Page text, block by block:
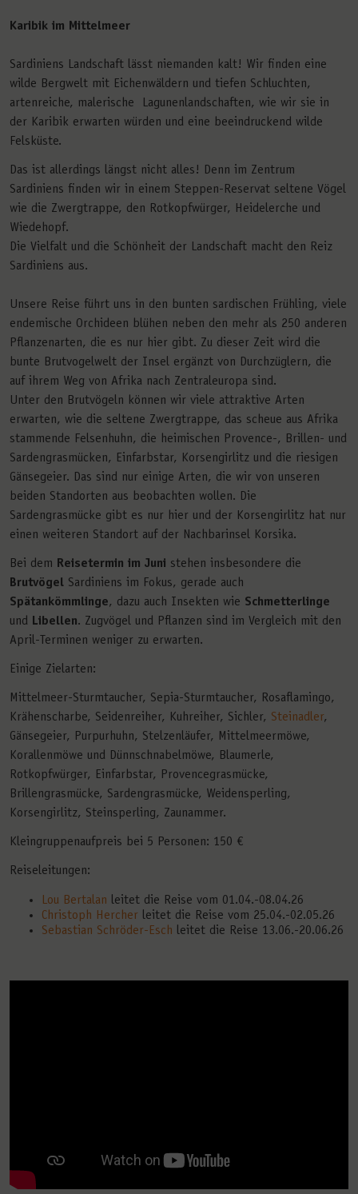
Karibik im Mittelmeer
Sardiniens Landschaft lässt niemanden kalt! Wir finden eine
wilde Bergwelt mit Eichenwäldern und tiefen Schluchten,
artenreiche, malerische Lagunenlandschaften, wie wir sie in
der Karibik erwarten würden und eine beeindruckend wilde
Felsküste.
Das ist allerdings längst nicht alles! Denn im Zentrum
Sardiniens finden wir in einem Steppen-Reservat seltene Vögel
wie die Zwergtrappe, den Rotkopfwürger, Heidelerche und
Wiedehopf.
Die Vielfalt und die Schönheit der Landschaft macht den Reiz
Sardiniens aus.
Unsere Reise führt uns in den bunten sardischen Frühling, viele
endemische Orchideen blühen neben den mehr als 250 anderen
Pflanzenarten, die es nur hier gibt. Zu dieser Zeit wird die
bunte Brutvogelwelt der Insel ergänzt von Durchzüglern, die
auf ihrem Weg von Afrika nach Zentraleuropa sind.
Unter den Brutvögeln können wir viele attraktive Arten
erwarten, wie die seltene Zwergtrappe, das scheue aus Afrika
stammende Felsenhuhn, die heimischen Provence-, Brillen- und
Sardengrasmücken, Einfarbstar, Korsengirlitz und die riesigen
Gänsegeier. Das sind nur einige Arten, die wir von unseren
beiden Standorten aus beobachten wollen. Die
Sardengrasmücke gibt es nur hier und der Korsengirlitz hat nur
einen weiteren Standort auf der Nachbarinsel Korsika.
Bei dem Reisetermin im Juni stehen insbesondere die
Brutvögel Sardiniens im Fokus, gerade auch
Spätankömmlinge, dazu auch Insekten wie Schmetterlinge
und
Libellen. Zugvögel und Pflanzen sind im Vergleich mit den
April-Terminen weniger zu erwarten.
Einige Zielarten:
Mittelmeer-Sturmtaucher, Sepia-Sturmtaucher, Rosaflamingo,
Krähenscharbe, Seidenreiher, Kuhreiher, Sichler, Steinadler,
Gänsegeier, Purpurhuhn, Stelzenläufer, Mittelmeermöwe,
Korallenmöwe und Dünnschnabelmöwe, Blaumerle,
Rotkopfwürger, Einfarbstar, Provencegrasmücke,
Brillengrasmücke, Sardengrasmücke, Weidensperling,
Korsengirlitz, Steinsperling, Zaunammer.
Kleingruppenaufpreis bei 5 Personen: 150 €
Reiseleitungen:
Lou Bertalan leitet die Reise vom 01.04.-08.04.26
Christoph Hercher leitet die Reise vom 25.04.-02.05.26
Sebastian Schröder-Esch leitet die Reise 13.06.-20.06.26